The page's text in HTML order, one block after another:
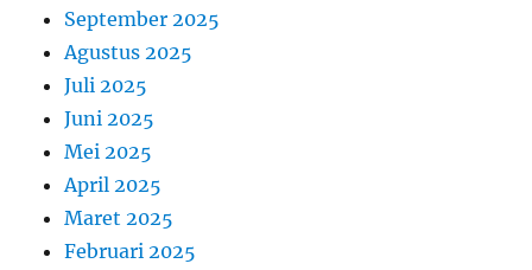
September 2025
Agustus 2025
Juli 2025
Juni 2025
Mei 2025
April 2025
Maret 2025
Februari 2025